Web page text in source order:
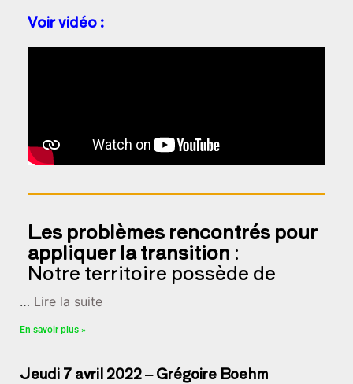
Voir vidéo :
Les problèmes rencontrés pour
appliquer la transition :
Notre territoire possède de
… Lire la suite
En savoir plus »
Jeudi 7 avril 2022 – Grégoire Boehm